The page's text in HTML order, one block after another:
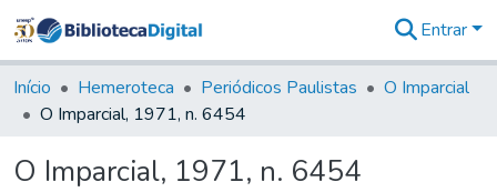
&
Coleções
Tudo na
Digital
Entrar
Início Hemeroteca Periódicos Paulistas
O Imparcial
O Imparcial, 1971, n. 6454
O Imparcial, 1971, n. 6454